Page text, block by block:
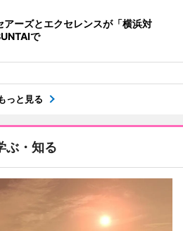
アーズとエクセレンスが「横浜対
で
っと見る
ぶ・知る